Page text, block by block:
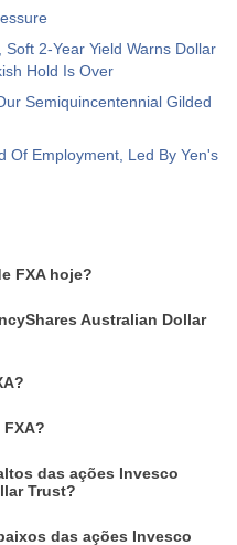
2-Year Yield Warns Dollar
Hold Is Over
Semiquincentennial Gilded
Of Employment, Led By Yen's
FXA hoje?
Australian Dollar
das ações Invesco
Trust?
das ações Invesco